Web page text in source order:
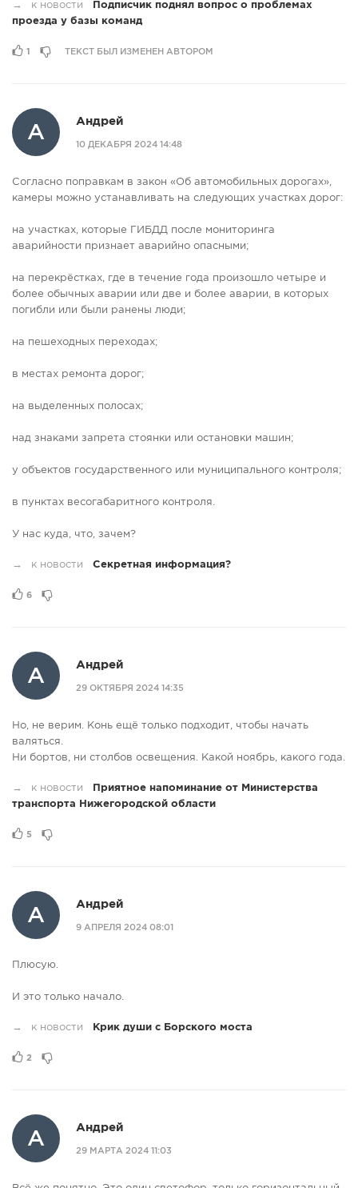
→ к новости
Подписчик поднял вопрос о проблемах
проезда у базы команд
1 ТЕКСТ БЫЛ ИЗМЕНЕН АВТОРОМ
А
Андрей
10 ДЕКАБРЯ 2024 14:48
Согласно поправкам в закон «Об автомобильных дорогах»,
камеры можно устанавливать на следующих участках дорог:
на участках, которые ГИБДД после мониторинга
аварийности признает аварийно опасными;
на перекрёстках, где в течение года произошло четыре и
более обычных аварии или две и более аварии, в которых
погибли или были ранены люди;
на пешеходных переходах;
в местах ремонта дорог;
на выделенных полосах;
над знаками запрета стоянки или остановки машин;
у объектов государственного или муниципального контроля;
в пунктах весогабаритного контроля.
У нас куда, что, зачем?
→ к новости Секретная информация?
6
А
Андрей
29 ОКТЯБРЯ 2024 14:35
Но, не верим. Конь ещё только подходит, чтобы начать
валяться.
Ни бортов, ни столбов освещения. Какой ноябрь, какого года.
→ к новости
Приятное напоминание от Министерства
транспорта Нижегородской области
5
А
Андрей
9 АПРЕЛЯ 2024 08:01
Плюсую.
И это только начало.
→ к новости Крик души с Борского моста
2
А
Андрей
29 МАРТА 2024 11:03